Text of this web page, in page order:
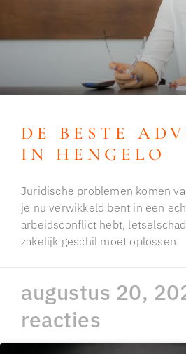
DE BESTE
IN HENGELO
Juridische problemen komen
je nu verwikkeld bent in een
arbeidsconflict hebt,
zakelijk geschil moet oplossen:
augustus 20,
reacties